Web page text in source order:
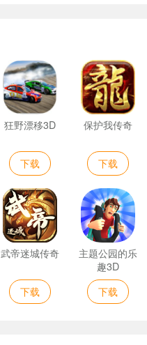
狂野漂移3D
下载
保护我传奇
下载
武帝迷城传奇
下载
主题公园的乐
趣3D
下载